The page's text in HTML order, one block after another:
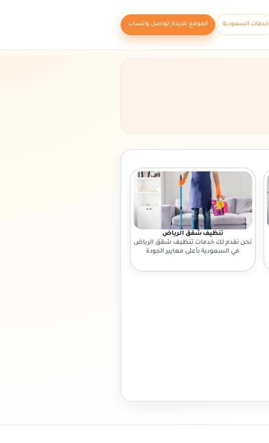
خدمات السعودية الموقع للايجار تواصل واتساب
تنظيف شقق الرياض
نحن نقدم لك خدمات تنظيف شقق الرياض
في السعودية بأعلى معايير الجودة